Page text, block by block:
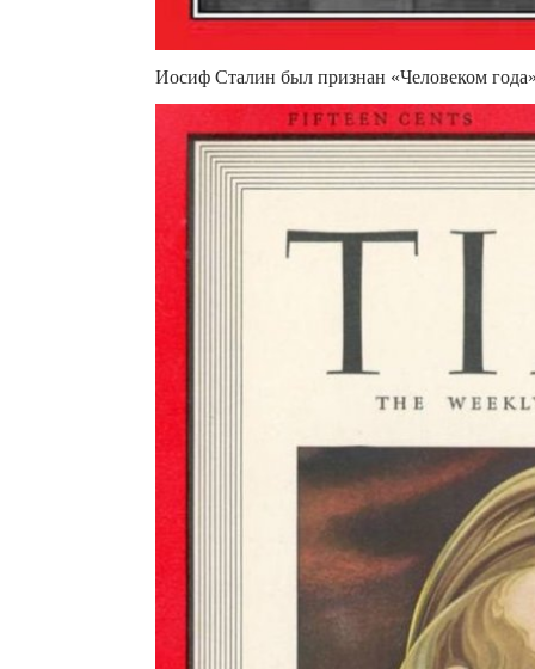
Иосиф Сталин был признан «Человеком